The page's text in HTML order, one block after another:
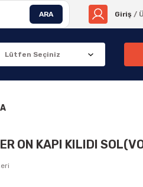
ARA Giriş /
ON KAPI KILIDI